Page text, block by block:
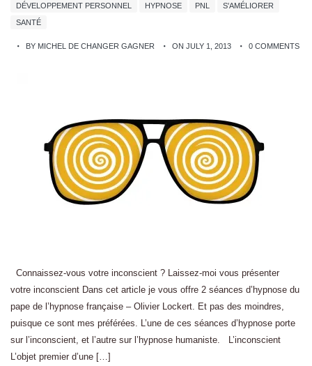
DÉVELOPPEMENT PERSONNEL HYPNOSE PNL
S'AMÉLIORER
SANTÉ
BY MICHEL DE CHANGER GAGNER ON JULY 1, 2013 0 COMMENTS
Connaissez-vous votre inconscient ? Laissez-moi vous présenter
votre inconscient Dans cet article je vous offre 2 séances d’hypnose du
pape de l’hypnose française – Olivier Lockert. Et pas des moindres,
puisque ce sont mes préférées. L’une de ces séances d’hypnose porte
sur l’inconscient, et l’autre sur l’hypnose humaniste. L’inconscient
L’objet premier d’une […]